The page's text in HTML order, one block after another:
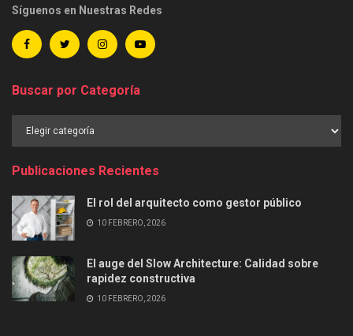
Síguenos en Nuestras Redes
Buscar por Categoría
Publicaciones Recientes
El rol del arquitecto como gestor público
10 FEBRERO, 2026
El auge del Slow Architecture: Calidad sobre
rapidez constructiva
10 FEBRERO, 2026